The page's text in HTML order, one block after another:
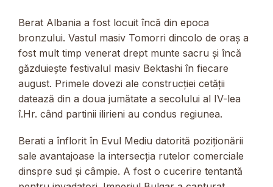
Berat Albania a fost locuit încă din epoca
bronzului. Vastul masiv Tomorri dincolo de oraș a
fost mult timp venerat drept munte sacru și încă
găzduiește festivalul masiv Bektashi în fiecare
august. Primele dovezi ale construcției cetății
datează din a doua jumătate a secolului al IV-lea
î.Hr. când partinii ilirieni au condus regiunea.
Berati a înflorit în Evul Mediu datorită poziționării
sale avantajoase la intersecția rutelor comerciale
dinspre sud și câmpie. A fost o cucerire tentantă